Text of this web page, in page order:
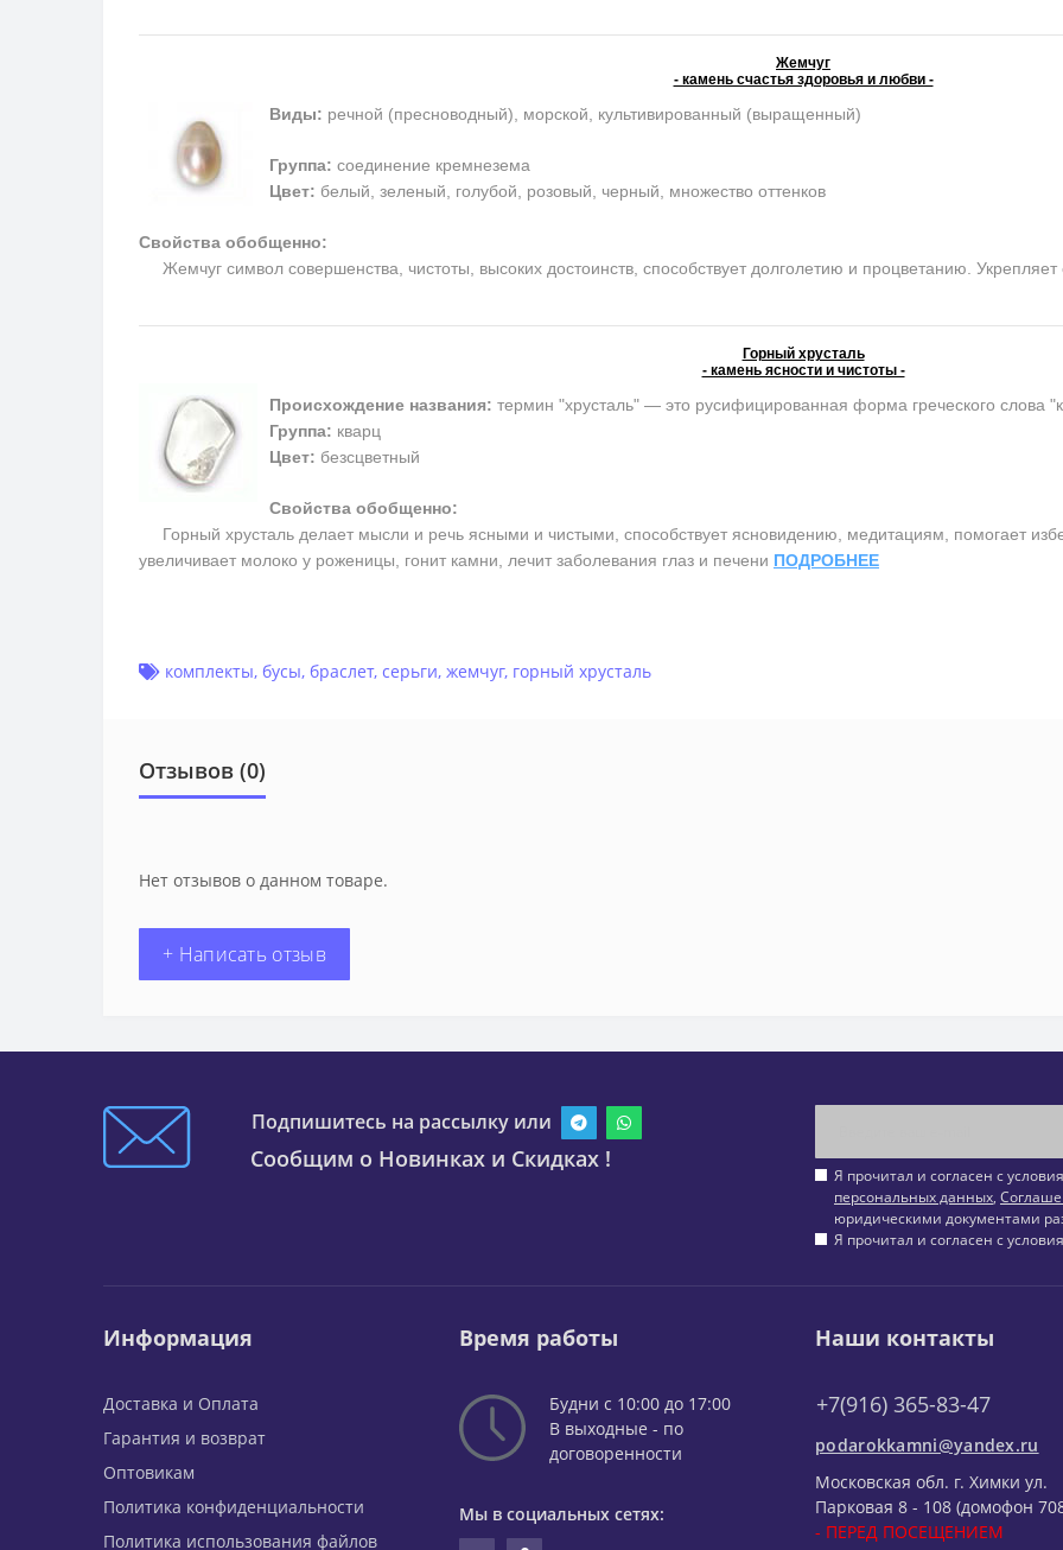
Жемчуг
- камень счастья здоровья и любви -
Виды: речной (пресноводный), морской, культивированный (выращенный)
Группа: соединение кремнезема
Цвет: белый, зеленый, голубой, розовый, черный, множество оттенков
Свойства обобщенно:
Жемчуг символ совершенства, чистоты, высоких достоинств, способствует долголетию и процветанию.
Горный хрусталь
- камень ясности и чистоты -
Происхождение названия: термин "хрусталь" — это русифицированная форма греческого слова
Группа: кварц
Цвет: безсцветный
Свойства обобщенно:
Горный хрусталь делает мысли и речь ясными и чистыми, способствует ясновидению, медитациям, помогает
увеличивает молоко у роженицы, гонит камни, лечит заболевания глаз и печени ПОДРОБНЕЕ
комплекты, бусы, браслет, серьги, жемчуг, горный хрусталь
Отзывов (0)
Нет отзывов о данном товаре.
+ Написать отзыв
Подпишитесь на рассылку или
Сообщим о Новинках и Скидках !
Я прочитал и согласен с
персональных данных,
юридическими документами
Я прочитал и согласен с
Информация
Доставка и Оплата
Гарантия и возврат
Оптовикам
Политика конфиденциальности
Политика использования файлов
Время работы
Будни с 10:00 до 17:00
В выходные - по
договоренности
Мы в социальных сетях:
Наши контакты
+7(916) 365-83-47
podarokkamni@yandex.ru
Московская обл. г. Химки ул.
Парковая 8 - 108 (домофон
- ПЕРЕД ПОСЕЩЕНИЕМ